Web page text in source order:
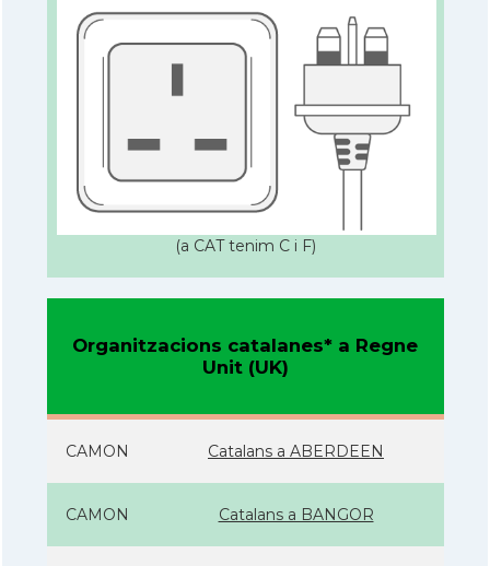
(a CAT tenim C i F)
Organitzacions catalanes* a Regne
Unit (UK)
CAMON Catalans a ABERDEEN
CAMON Catalans a BANGOR